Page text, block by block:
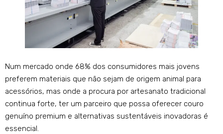
Num mercado onde 68% dos consumidores mais jovens
preferem materiais que não sejam de origem animal para
acessórios, mas onde a procura por artesanato tradicional
continua forte, ter um parceiro que possa oferecer couro
genuíno premium e alternativas sustentáveis ​​inovadoras é
essencial.